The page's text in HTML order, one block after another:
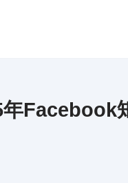
Facebook